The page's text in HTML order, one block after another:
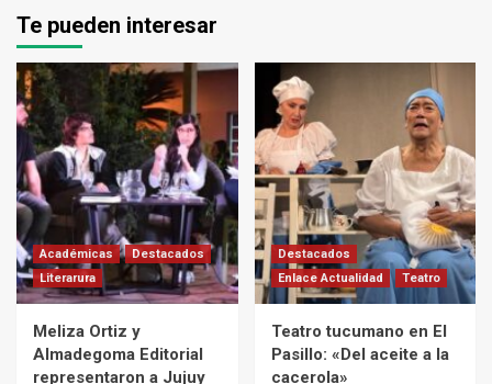
Te pueden interesar
Académicas
Destacados
Literarura
Meliza Ortiz y
Almadegoma Editorial
representaron a Jujuy
Destacados
Enlace Actualidad
Teatro
Teatro tucumano en El
Pasillo: «Del aceite a la
cacerola»